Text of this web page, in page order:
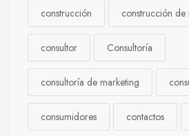
construcción construcción de
consultor Consultoría
consultoría de marketing
consumidores contactos